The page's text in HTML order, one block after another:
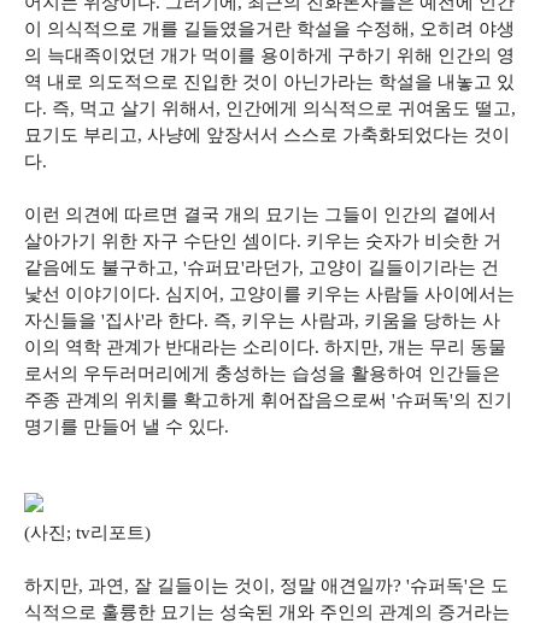
이 의식적으로 개를 길들였을거란 학설을 수정해, 오히려 야생
의 늑대족이었던 개가 먹이를 용이하게 구하기 위해 인간의 영
역 내로 의도적으로 진입한 것이 아닌가라는 학설을 내놓고 있
다. 즉, 먹고 살기 위해서, 인간에게 의식적으로 귀여움도 떨고,
묘기도 부리고, 사냥에 앞장서서 스스로 가축화되었다는 것이
다.
이런 의견에 따르면 결국 개의 묘기는 그들이 인간의 곁에서
살아가기 위한 자구 수단인 셈이다. 키우는 숫자가 비슷한 거
같음에도 불구하고, '슈퍼묘'라던가, 고양이 길들이기라는 건
낯선 이야기이다. 심지어, 고양이를 키우는 사람들 사이에서는
자신들을 '집사'라 한다. 즉, 키우는 사람과, 키움을 당하는 사
이의 역학 관계가 반대라는 소리이다. 하지만, 개는 무리 동물
로서의 우두러머리에게 충성하는 습성을 활용하여 인간들은
주종 관계의 위치를 확고하게 휘어잡음으로써 '슈퍼독'의 진기
명기를 만들어 낼 수 있다.
(사진; tv리포트)
하지만, 과연, 잘 길들이는 것이, 정말 애견일까? '슈퍼독'은 도
식적으로 훌륭한 묘기는 성숙된 개와 주인의 관계의 증거라는